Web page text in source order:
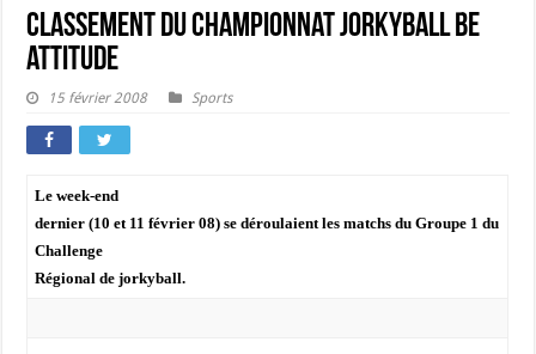
Classement du championnat jorkyball Be
attitude
15 février 2008 Sports
Le week-end
dernier (10 et 11 février 08) se déroulaient les matchs du Groupe 1 du
Challenge
Régional de jorkyball.